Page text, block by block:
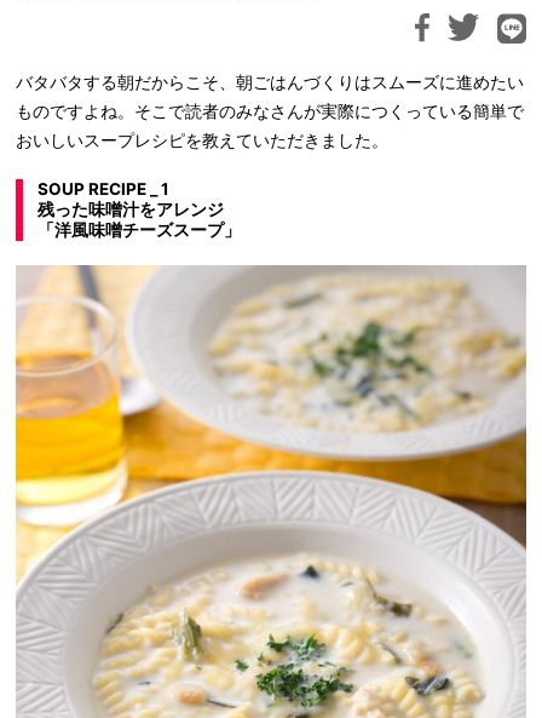
バタバタする朝だからこそ、朝ごはんづくりはスムーズに進めたい
ものですよね。そこで読者のみなさんが実際につくっている簡単で
おいしいスープレシピを教えていただきました。
SOUP RECIPE _ 1
残った味噌汁をアレンジ
「洋風味噌チーズスープ」